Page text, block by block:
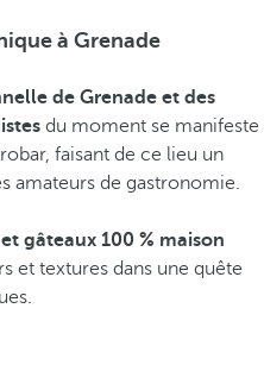
à Grenade
de Grenade et des
du moment se manifeste
faisant de ce lieu un
amateurs de gastronomie.
gâteaux 100 % maison
et textures dans une quête